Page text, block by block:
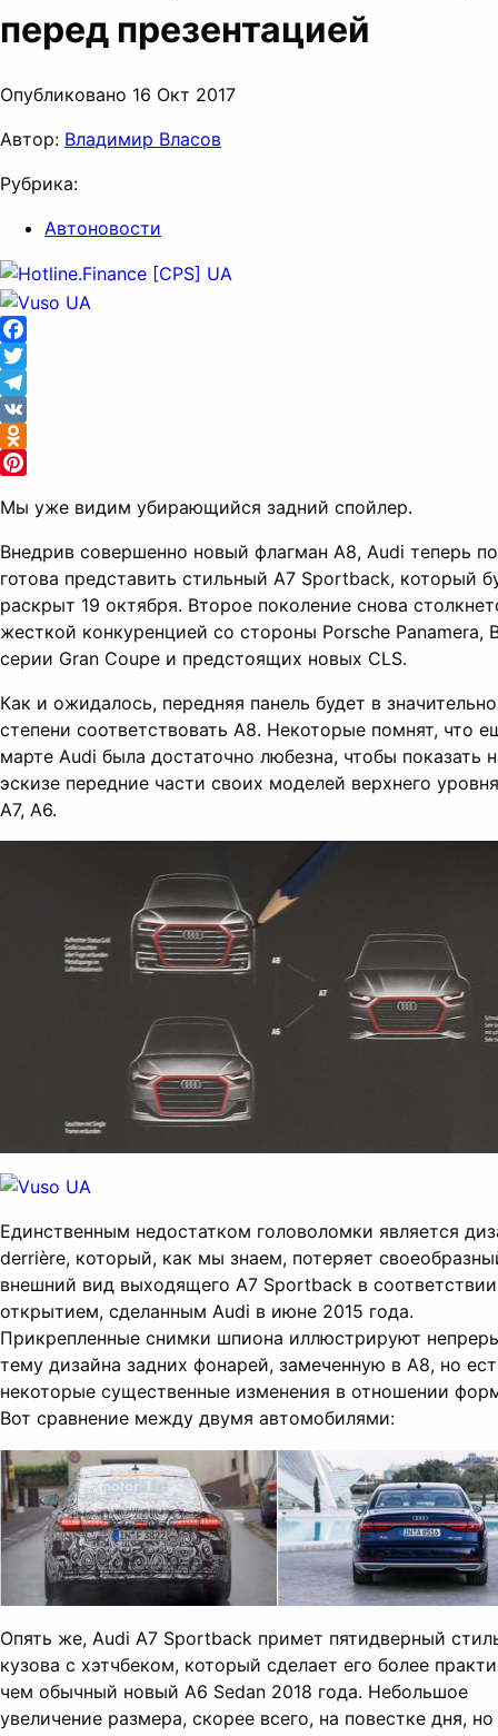
перед презентацией
Опубликовано 16 Окт 2017
Автор: Владимир Власов
Рубрика:
Автоновости
Facebook
Twitter
Telegram
VK
Odnoklassniki
Мы уже видим убирающийся задний спойлер.
Внедрив совершенно новый флагман A8, Audi теперь
готова представить стильный A7 Sportback, который
раскрыт 19 октября. Второе поколение снова
жесткой конкуренцией со стороны Porsche Panamera,
серии Gran Coupe и предстоящих новых CLS.
Как и ожидалось, передняя панель будет в
степени соответствовать A8. Некоторые помнят, что
марте Audi была достаточно любезна, чтобы показать
эскизе передние части своих моделей верхнего
A7, A6.
Единственным недостатком головоломки является
derrière, который, как мы знаем, потеряет
внешний вид выходящего A7 Sportback в
открытием, сделанным Audi в июне 2015 года.
Прикрепленные снимки шпиона иллюстрируют
тему дизайна задних фонарей, замеченную в A8, но
некоторые существенные изменения в отношении
Вот сравнение между двумя автомобилями:
Опять же, Audi A7 Sportback примет пятидверный
кузова с хэтчбеком, который сделает его более
чем обычный новый A6 Sedan 2018 года. Небольшое
увеличение размера, скорее всего, на повестке дня, но